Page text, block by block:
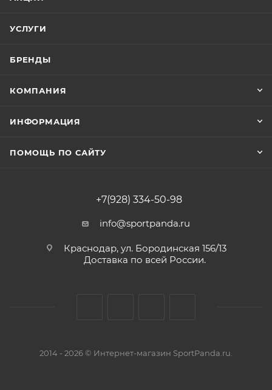
УСЛУГИ
БРЕНДЫ
КОМПАНИЯ
ИНФОРМАЦИЯ
ПОМОЩЬ ПО САЙТУ
+7(928) 334-50-98
info@sportpanda.ru
Краснодар, ул. Бородинская 156/13
Доставка по всей России.
2014 - 2026 © Интернет-магазин SportPanda.ru.